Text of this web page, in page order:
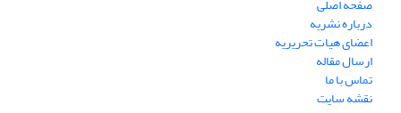
درباره نشریه
اعضای هیات تحریریه
ارسال مقاله
تماس با ما
نقشه سایت